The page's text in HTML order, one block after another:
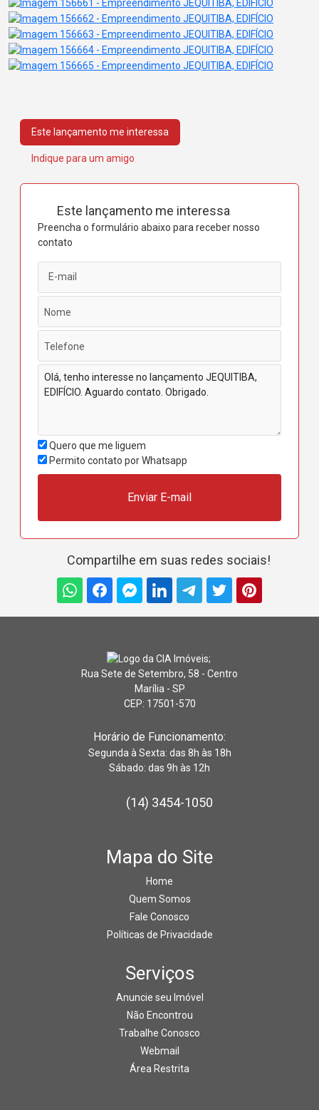
Este lançamento me interessa
Indique para um amigo
Este lançamento me interessa
Preencha o formulário abaixo para receber nosso
contato
Quero que me liguem
Permito contato por Whatsapp
Enviar E-mail
Compartilhe em suas redes sociais!
Rua Sete de Setembro, 58 - Centro
Marília - SP
CEP: 17501-570
Horário de Funcionamento:
Segunda à Sexta: das 8h às 18h
Sábado: das 9h às 12h
(14) 3454-1050
Mapa do Site
Home
Quem Somos
Fale Conosco
Políticas de Privacidade
Serviços
Anuncie seu Imóvel
Não Encontrou
Trabalhe Conosco
Webmail
Área Restrita